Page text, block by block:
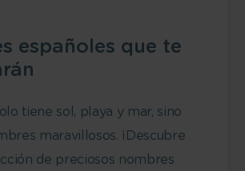
españoles que te
tiene sol, playa y mar, sino
maravillosos. ¡Descubre
de preciosos nombres